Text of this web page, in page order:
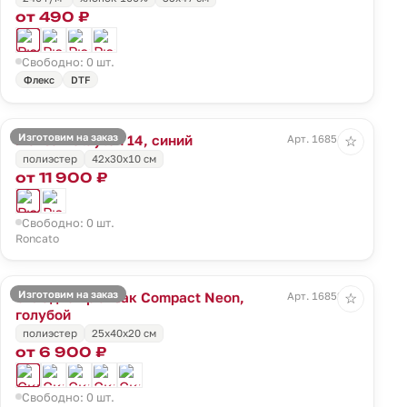
от 490 ₽
Свободно: 0 шт.
Флекс DTF
Изготовим на заказ
Рюкзак Clayton 14, синий
Арт. 16851.40
полиэстер
42x30x10 см
от 11 900 ₽
Свободно: 0 шт.
Roncato
☆
Изготовим на заказ
Складной рюкзак Compact Neon,
голубой
Арт. 16852.14
полиэстер 25x40x20 см
от 6 900 ₽
Свободно: 0 шт.
☆